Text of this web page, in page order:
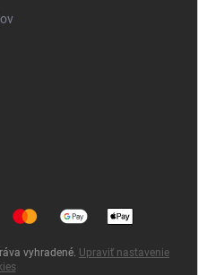
vyhradené. Upraviť nastavenie